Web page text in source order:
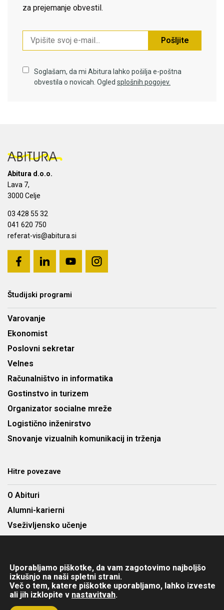
za prejemanje obvestil.
Pošljite
Soglašam, da mi Abitura lahko pošilja e-poštna
obvestila o novicah. Ogled splošnih pogojev.
Abitura d.o.o.
Lava 7,
3000 Celje
03 428 55 32
041 620 750
referat-vis@abitura.si
Študijski programi
Varovanje
Ekonomist
Poslovni sekretar
Velnes
Računalništvo in informatika
Gostinstvo in turizem
Organizator socialne mreže
Logistično inženirstvo
Snovanje vizualnih komunikacij in trženja
Hitre povezave
O Abituri
Alumni-karierni
Vseživljensko učenje
Kontakt
Uporabljamo piškotke, da vam zagotovimo najboljšo
izkušnjo na naši spletni strani.
Več o tem, katere piškotke uporabljamo, lahko izveste
ali jih izklopite v nastavitvah.